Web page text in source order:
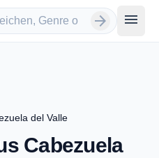
arrow_forward menu
del Valle
Cabezuela